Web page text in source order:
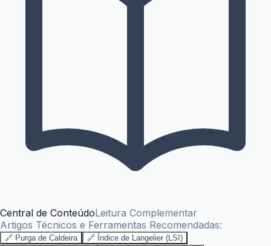
Central de ConteúdoLeitura Complementar
Artigos Técnicos e Ferramentas Recomendadas:
🔗 Purga de Caldeira
🔗 Índice de Langelier (LSI)